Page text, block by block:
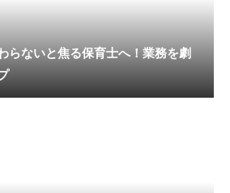
らないと焦る保育士へ！業務を劇